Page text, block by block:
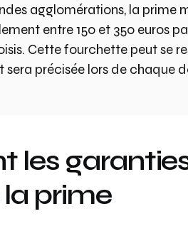
agglomérations, la prime
entre 150 et 350 euros
Cette fourchette peut se
sera précisée lors de chaque
les
prime